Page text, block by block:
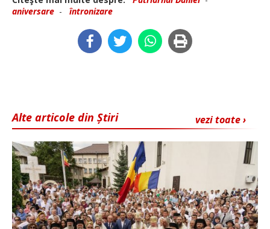
aniversare - întronizare
vezi toate ›
Alte articole din Știri